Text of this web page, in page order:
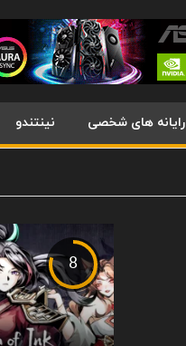
رایانه های شخصی نینتندو
8